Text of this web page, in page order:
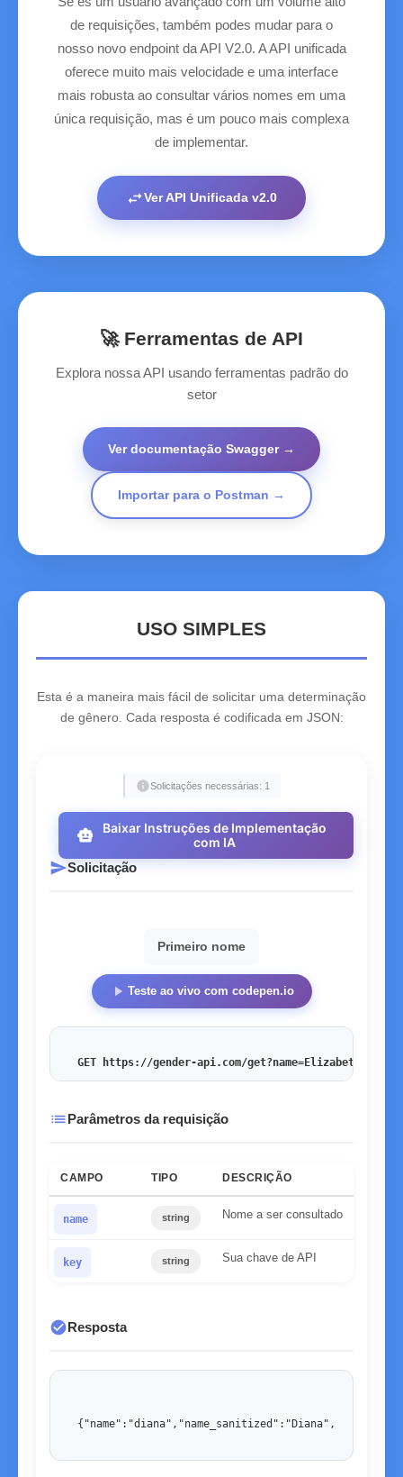
de requisições, também podes mudar para o
nosso novo endpoint da API V2.0. A API unificada
oferece muito mais velocidade e uma interface
mais robusta ao consultar vários nomes em uma
única requisição, mas é um pouco mais complexa
de implementar.
swap_horizVer API Unificada v2.0
🚀 Ferramentas de API
Explora nossa API usando ferramentas padrão do
setor
Ver documentação Swagger →
Importar para o Postman →
USO SIMPLES
Esta é a maneira mais fácil de solicitar uma determinação
de gênero. Cada resposta é codificada em JSON:
infoSolicitações necessárias: 1
smart_toy
Baixar Instruções de Implementação
com IA
sendSolicitação
Primeiro nome
play_arrow Teste ao vivo com codepen.io
GET https://gender-api.com/get?name=Elizabeth
listParâmetros da requisição
CAMPO TIPO DESCRIÇÃO
name string Nome a ser consultado
key string Sua chave de API
check_circleResposta